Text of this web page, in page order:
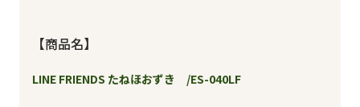
【商品名】
LINE FRIENDS たねほおずき /ES-040LF